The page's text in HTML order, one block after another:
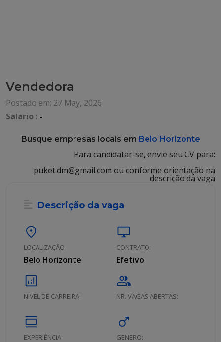
Vendedora
Postado em: 27 May, 2026
Salario : -
Busque empresas locais em Belo Horizonte
Para candidatar-se, envie seu CV para:
puket.dm@gmail.com ou conforme orientação na
descrição da vaga
Descrição da vaga
location_on
LOCALIZAÇÃO
Belo Horizonte
desktop_windows
CONTRATO:
Efetivo
analytics
NIVEL DE CARREIRA:
group
NR. VAGAS ABERTAS:
calendar_view_day
EXPERIÊNCIA:
male
GENERO: